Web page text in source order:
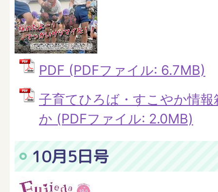
PDF (PDFファイル: 6.7MB)
子育てひろば・すこやか情報
か (PDFファイル: 2.0MB)
10月5日号